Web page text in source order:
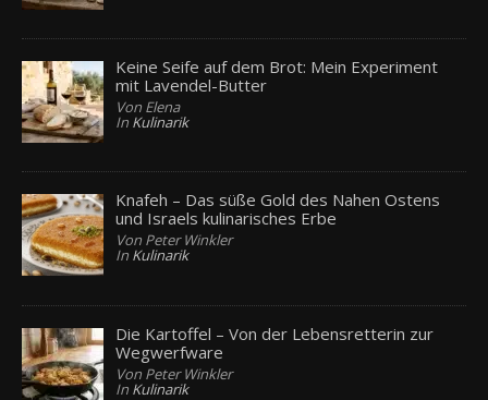
Keine Seife auf dem Brot: Mein Experiment
mit Lavendel-Butter
Von Elena
In Kulinarik
Knafeh – Das süße Gold des Nahen Ostens
und Israels kulinarisches Erbe
Von Peter Winkler
In Kulinarik
Die Kartoffel – Von der Lebensretterin zur
Wegwerfware
Von Peter Winkler
In Kulinarik